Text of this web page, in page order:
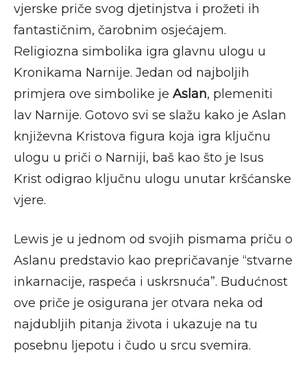
vjerske priče svog djetinjstva i prožeti ih
fantastičnim, čarobnim osjećajem.
Religiozna simbolika igra glavnu ulogu u
Kronikama Narnije. Jedan od najboljih
primjera ove simbolike je Aslan, plemeniti
lav Narnije. Gotovo svi se slažu kako je Aslan
književna Kristova figura koja igra ključnu
ulogu u priči o Narniji, baš kao što je Isus
Krist odigrao ključnu ulogu unutar kršćanske
vjere.
Lewis je u jednom od svojih pismama priču o
Aslanu predstavio kao prepričavanje “stvarne
inkarnacije, raspeća i uskrsnuća”. Budućnost
ove priče je osigurana jer otvara neka od
najdubljih pitanja života i ukazuje na tu
posebnu ljepotu i čudo u srcu svemira.